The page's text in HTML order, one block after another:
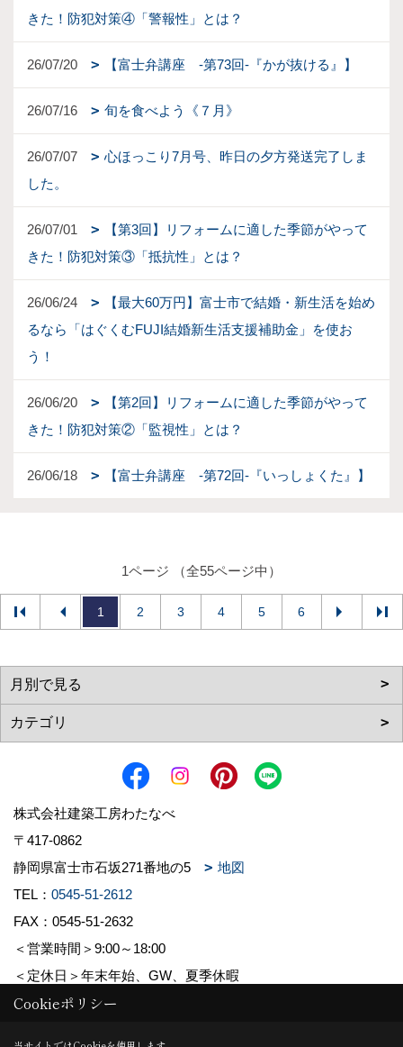
きた！防犯対策④「警報性」とは？
26/07/20 【富士弁講座 -第73回-『かが抜ける』】
26/07/16 旬を食べよう《７月》
26/07/07
心ほっこり7月号、昨日の夕方発送完了しま
した。
26/07/01
【第3回】リフォームに適した季節がやって
きた！防犯対策③「抵抗性」とは？
26/06/24
【最大60万円】富士市で結婚・新生活を始め
るなら「はぐくむFUJI結婚新生活支援補助金」を使お
う！
26/06/20
【第2回】リフォームに適した季節がやって
きた！防犯対策②「監視性」とは？
26/06/18 【富士弁講座 -第72回-『いっしょくた』】
1ページ （全55ページ中）
1 2 3 4 5 6
株式会社建築工房わたなべ
〒417-0862
静岡県富士市石坂271番地の5
地図
TEL： 0545-51-2612
FAX：0545-51-2632
＜営業時間＞9:00～18:00
＜定休日＞年末年始、GW、夏季休暇
Copyright (c) 株式会社建築工房わたなべ. All Rights Reserved.
Cookieポリシー